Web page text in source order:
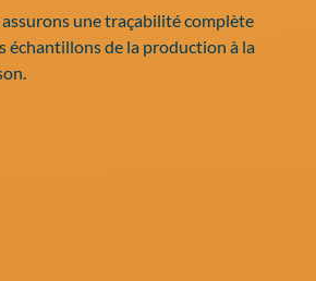
une traçabilité complète
échantillons de la production à la